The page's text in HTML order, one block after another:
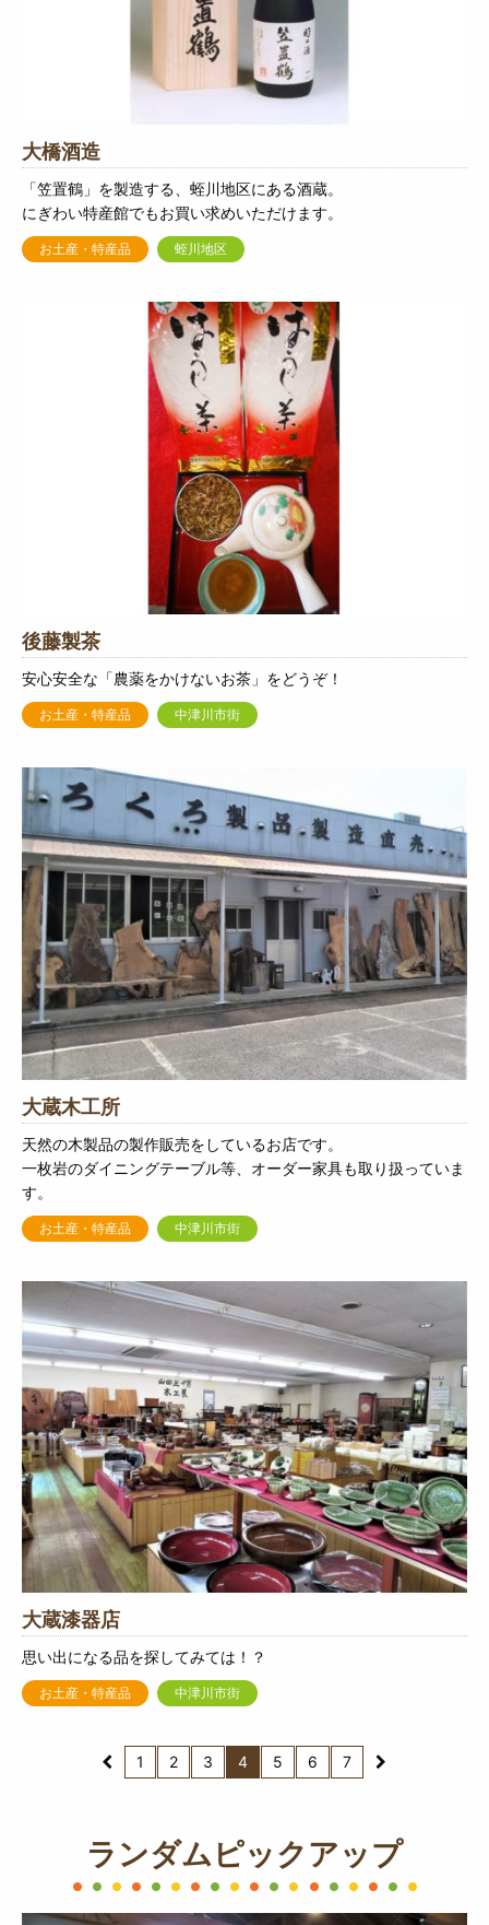
大橋酒造
「笠置鶴」を製造する、蛭川地区にある酒蔵。
にぎわい特産館でもお買い求めいただけます。
お土産・特産品 蛭川地区
後藤製茶
安心安全な「農薬をかけないお茶」をどうぞ！
お土産・特産品 中津川市街
大蔵木工所
天然の木製品の製作販売をしているお店です。
一枚岩のダイニングテーブル等、オーダー家具も取り扱っていま
す。
お土産・特産品 中津川市街
大蔵漆器店
思い出になる品を探してみては！？
お土産・特産品 中津川市街
1 2 3 4 5 6 7
ランダムピックアップ